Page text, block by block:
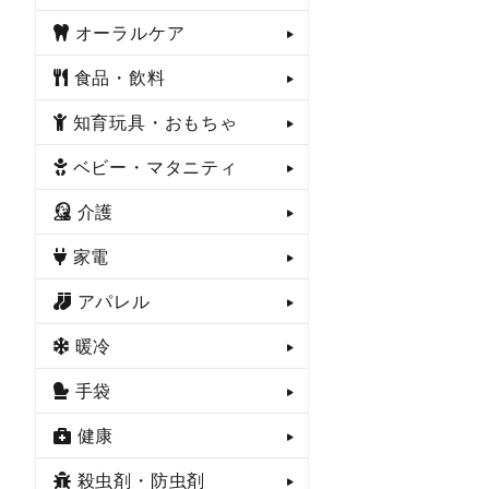
オーラルケア
食品・飲料
知育玩具・おもちゃ
ベビー・マタニティ
介護
家電
アパレル
暖冷
手袋
健康
殺虫剤・防虫剤